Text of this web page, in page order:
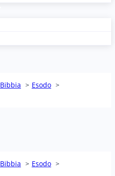
Bibbia
Esodo
Bibbia
Esodo